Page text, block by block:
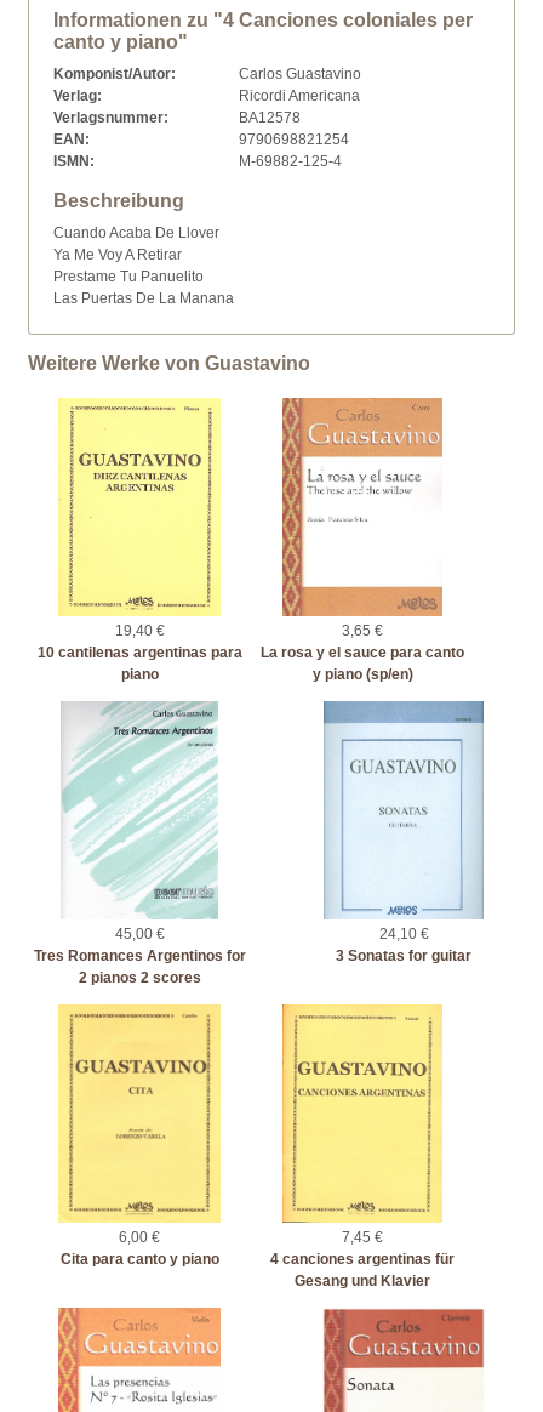
Informationen zu "4 Canciones coloniales per
canto y piano"
Komponist/Autor:
Carlos Guastavino
Verlag:
Ricordi Americana
Verlagsnummer:
BA12578
EAN:
9790698821254
ISMN:
M-69882-125-4
Beschreibung
Cuando Acaba De Llover
Ya Me Voy A Retirar
Prestame Tu Panuelito
Las Puertas De La Manana
Weitere Werke von Guastavino
19,40 €
10 cantilenas argentinas para
piano
3,65 €
La rosa y el sauce para canto
y piano (sp/en)
45,00 €
Tres Romances Argentinos for
2 pianos 2 scores
24,10 €
3 Sonatas for guitar
6,00 €
Cita para canto y piano
7,45 €
4 canciones argentinas für
Gesang und Klavier